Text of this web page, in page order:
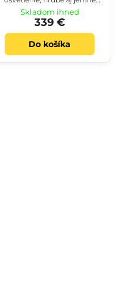
zaostrovanie, krížový
posuvník preparátov
Skladom ihneď
339 €
Do košíka